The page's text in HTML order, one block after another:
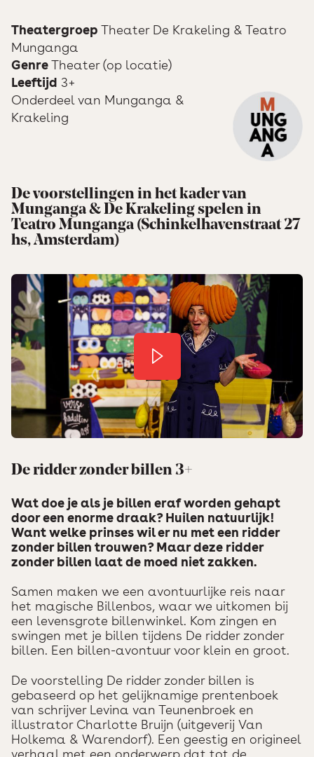
Theatergroep Theater De Krakeling & Teatro
Munganga
GenreTheater (op locatie)
Leeftijd 3+
Onderdeel van Munganga &
Krakeling
De voorstellingen in het kader van
Munganga & De Krakeling spelen in
Teatro Munganga (Schinkelhavenstraat 27
hs, Amsterdam)
De ridder zonder billen 3+
Wat doe je als je billen eraf worden gehapt
door een enorme draak? Huilen natuurlijk!
Want welke prinses wil er nu met een ridder
zonder billen trouwen? Maar deze ridder
zonder billen laat de moed niet zakken.
Samen maken we een avontuurlijke reis naar
het magische Billenbos, waar we uitkomen bij
een levensgrote billenwinkel. Kom zingen en
swingen met je billen tijdens De ridder zonder
billen. Een billen-avontuur voor klein en groot.
De voorstelling De ridder zonder billen is
gebaseerd op het gelijknamige prentenboek
van schrijver Levina van Teunenbroek en
illustrator Charlotte Bruijn (uitgeverij Van
Holkema & Warendorf). Een geestig en origineel
verhaal met een onderwerp dat tot de